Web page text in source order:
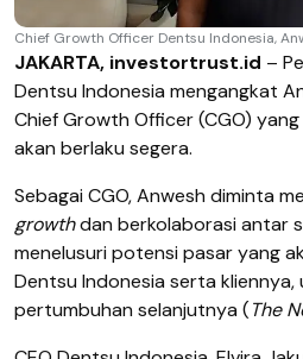
Chief Growth Officer Dentsu Indonesia,
JAKARTA, investortrust.id –
Dentsu Indonesia mengangkat
Chief Growth Officer (CGO)
akan berlaku segera.
Sebagai CGO, Anwesh diminta
growthdan berkolaborasi antar
menelusuri potensi pasar yang
Dentsu Indonesia serta
pertumbuhan selanjutnya (The